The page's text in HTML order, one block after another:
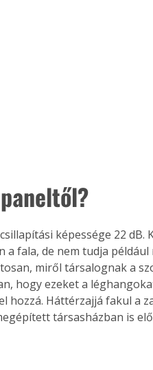
a fala, de nem tudja
miről társalognak a
hogy ezeket a
hozzá. Háttérzajjá fakul a
társasházban is